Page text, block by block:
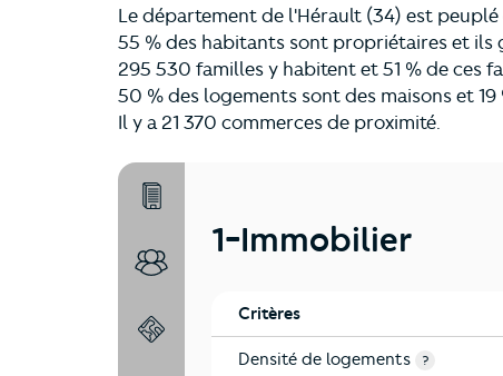
Le département de l'Hérault (34) est
55 % des habitants sont propriétaires et ils
295 530 familles y habitent et 51 % de ces
50 % des logements sont des maisons et
Il y a 21 370 commerces de proximité.
1-Immobilier
2-Habitants
3-Environnement
1-Immobilier
Critères
Densité de logements ?